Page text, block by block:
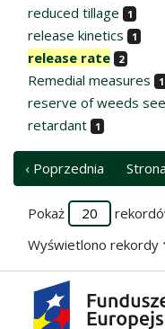
reduced tillage 1
release kinetics 1
release rate 2
Remedial measures 1
reserve of weeds
retardant 1
‹ Poprzednia Strona
Pokaż
Wyświetlono rekordy